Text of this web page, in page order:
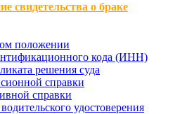
свидетельства о браке
положении
кода (ИНН)
решения суда
справки
справки
удостоверения